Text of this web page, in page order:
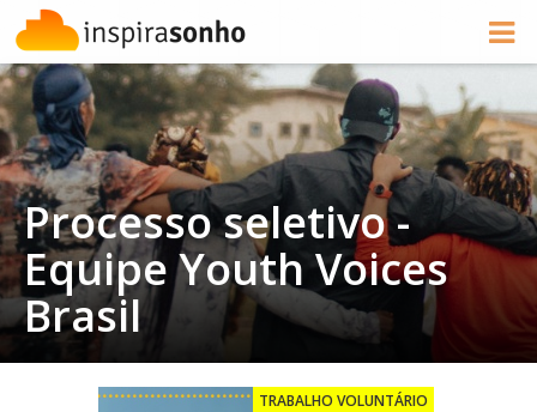
Processo seletivo -
Equipe Youth Voices
Brasil
TRABALHO VOLUNTÁRIO